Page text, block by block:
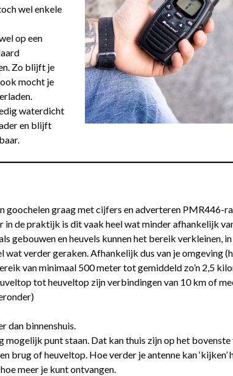
wel enkele
op een
Zo blijft je
mocht je
waterdicht
en blijft
goochelen graag met cijfers en adverteren PMR446-
de praktijk is dit vaak heel wat minder afhankelijk
gebouwen en heuvels kunnen het bereik verkleinen,
wat verder geraken. Afhankelijk dus van je omgeving
van minimaal 500 meter tot gemiddeld zo’n 2,5
tot heuveltop zijn verbindingen van 10 km of
dan binnenshuis.
mogelijk punt staan. Dat kan thuis zijn op het
brug of heuveltop. Hoe verder je antenne kan ‘kijken’
meer je kunt ontvangen.